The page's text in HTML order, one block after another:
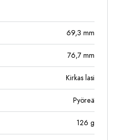
69,3 mm
76,7 mm
Kirkas lasi
Pyöreä
126 g